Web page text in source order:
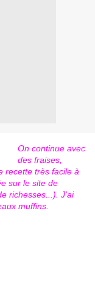
On continue avec
des fraises,
recette très facile à
sur le site de
richesses...). J'ai
muffins.